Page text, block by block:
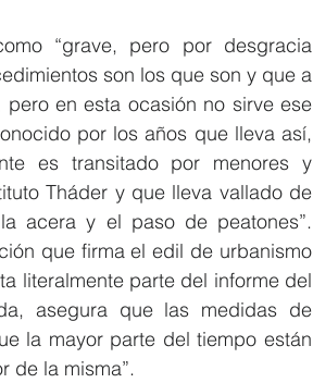
“grave, pero por desgracia
son los que son y que a
en esta ocasión no sirve ese
por los años que lleva así,
es transitado por menores y
Tháder y que lleva vallado de
acera y el paso de peatones”.
que firma el edil de urbanismo
literalmente parte del informe del
asegura que las medidas de
la mayor parte del tiempo están
de la misma”.